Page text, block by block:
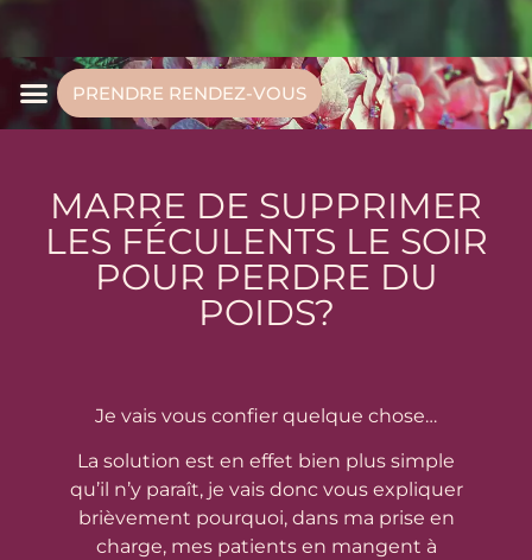
PRENDRE RENDEZ-VOUS
MARRE DE SUPPRIMER
LES FÉCULENTS LE SOIR
POUR PERDRE DU
POIDS?
Je vais vous confier quelque chose…
La solution est en effet bien plus simple
qu’il n’y paraît, je vais donc vous expliquer
brièvement pourquoi, dans ma prise en
charge, mes patients en mangent à